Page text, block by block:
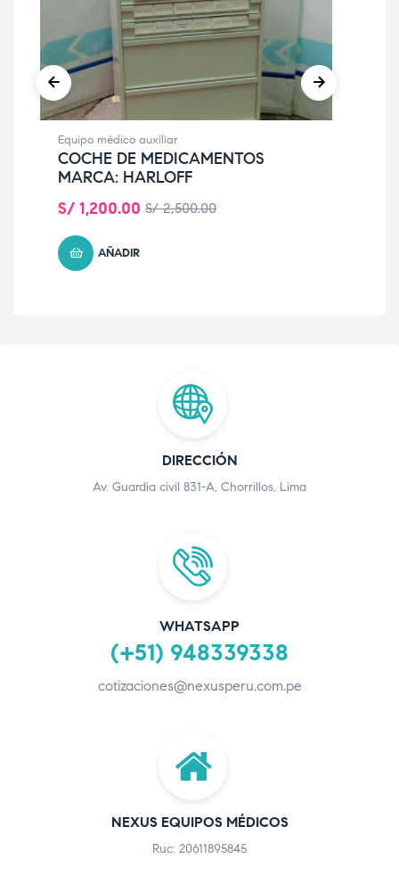
Equipo médico auxiliar
COCHE DE MEDICAMENTOS
MARCA: HARLOFF
S/2,500.00
S/ 1,200.00
AÑADIR
DIRECCIÓN
Av. Guardia civil 831-A, Chorrillos, Lima
WHATSAPP
(+51) 948339338
cotizaciones@nexusperu.com.pe
NEXUS EQUIPOS MÉDICOS
Ruc: 20611895845